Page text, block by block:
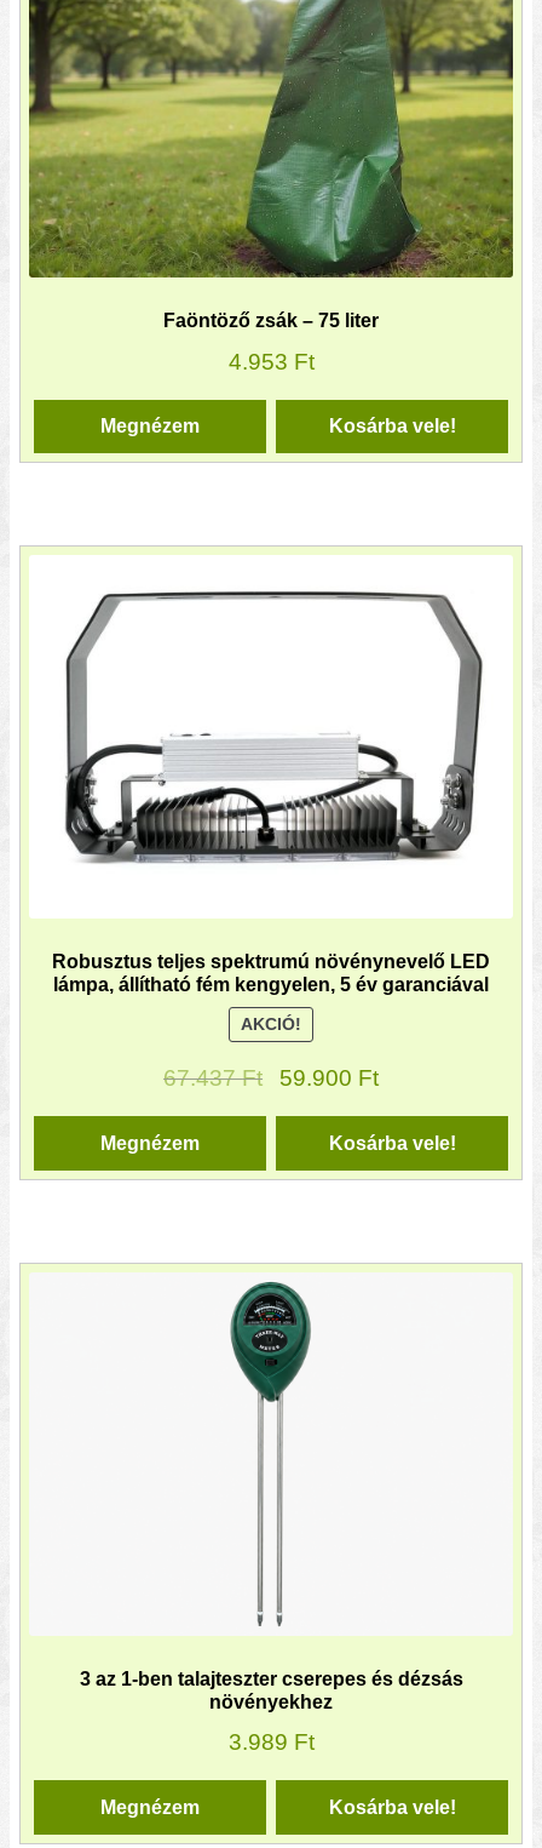
Faöntöző zsák – 75 liter
4.953 Ft
Kosárba vele!
Megnézem
Robusztus teljes spektrumú növénynevelő LED
lámpa, állítható fém kengyelen, 5 év garanciával
AKCIÓ!
67.437Ft 59.900 Ft
Kosárba vele!
Megnézem
3 az 1-ben talajteszter cserepes és dézsás
növényekhez
3.989 Ft
Kosárba vele!
Megnézem